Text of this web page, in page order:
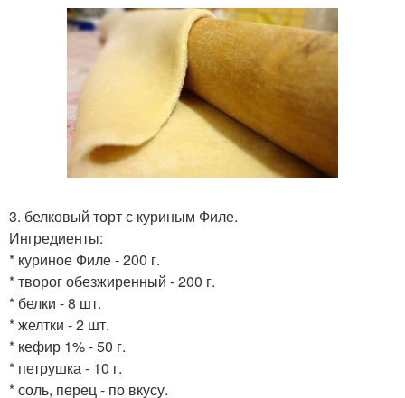
3. белковый торт с куриным Филе.
Ингредиенты:
* куриное Филе - 200 г.
* творог обезжиренный - 200 г.
* белки - 8 шт.
* желтки - 2 шт.
* кефир 1% - 50 г.
* петрушка - 10 г.
* соль, перец - по вкусу.